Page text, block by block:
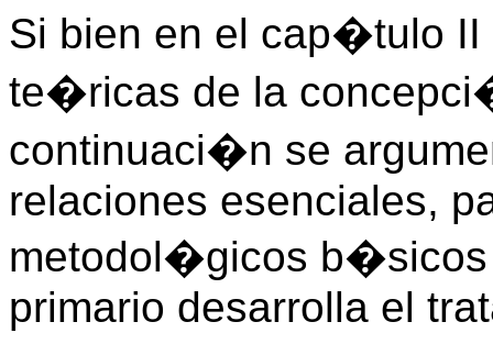
Si bien en el cap�tulo II
te�ricas de la
continuaci�n se
relaciones esenciales,
metodol�gicos b�sicos
primario desarrolla el